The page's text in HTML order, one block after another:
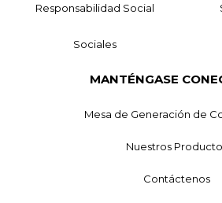
Responsabilidad Social
Sociales
MANTÉNGASE
Mesa de Generación de
Nuestros
Contáctenos